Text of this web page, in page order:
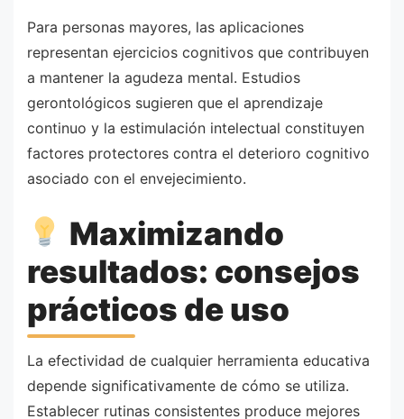
Para personas mayores, las aplicaciones
representan ejercicios cognitivos que contribuyen
a mantener la agudeza mental. Estudios
gerontológicos sugieren que el aprendizaje
continuo y la estimulación intelectual constituyen
factores protectores contra el deterioro cognitivo
asociado con el envejecimiento.
Maximizando
resultados: consejos
prácticos de uso
La efectividad de cualquier herramienta educativa
depende significativamente de cómo se utiliza.
Establecer rutinas consistentes produce mejores